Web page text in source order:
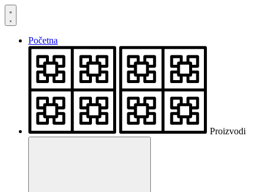
Skočite
na
Početna
Proizvodi